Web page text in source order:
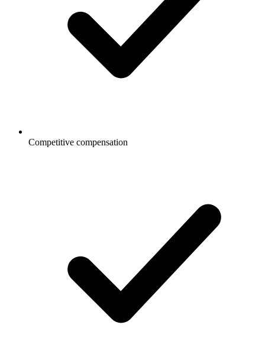
Competitive compensation